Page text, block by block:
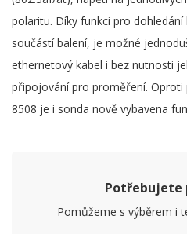
polaritu. Díky funkci pro dohledání
součástí balení, je možné
ethernetový kabel i bez nutnosti
připojování pro proměření.
8508 je i sonda nově vybavena
Potřebujete
Pomůžeme s výběrem i